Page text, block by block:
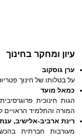
​עיון ומחקר בחינוך
ערן גוסקוב
על בטלותו של חינוך
כמאל מועד
הגות חינוכית
המורה והתלמיד הראויים
רינת ארביב-אלישיב,
מעורבות חברתית